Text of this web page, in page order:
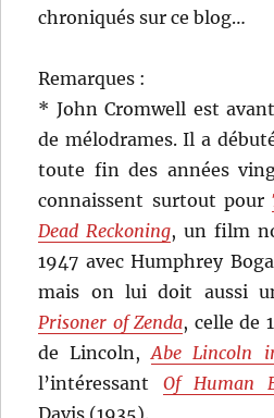
chroniqués sur ce blog…
Remarques :
* John Cromwell est
de mélodrames. Il a
toute fin des années
connaissent surtout pour
Dead Reckoning, un film
1947 avec Humphrey
mais on lui doit aussi
Prisoner of Zenda, celle de
de Lincoln,Abe Lincoln
l’intéressant Of Human